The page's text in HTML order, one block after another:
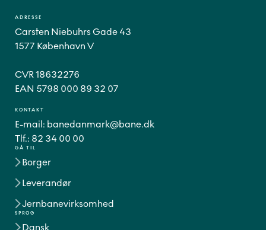
GÅ TIL
Borger
Leverandør
Jernbanevirksomhed
SPROG
Dansk
ADRESSE
Carsten Niebuhrs Gade 43
1577 København V
CVR 18632276
EAN 5798 000 89 32 07
KONTAKT
E-mail: banedanmark@bane.dk
Tlf.: 82 34 00 00